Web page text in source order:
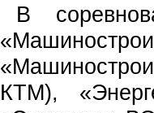
В
КТМ),